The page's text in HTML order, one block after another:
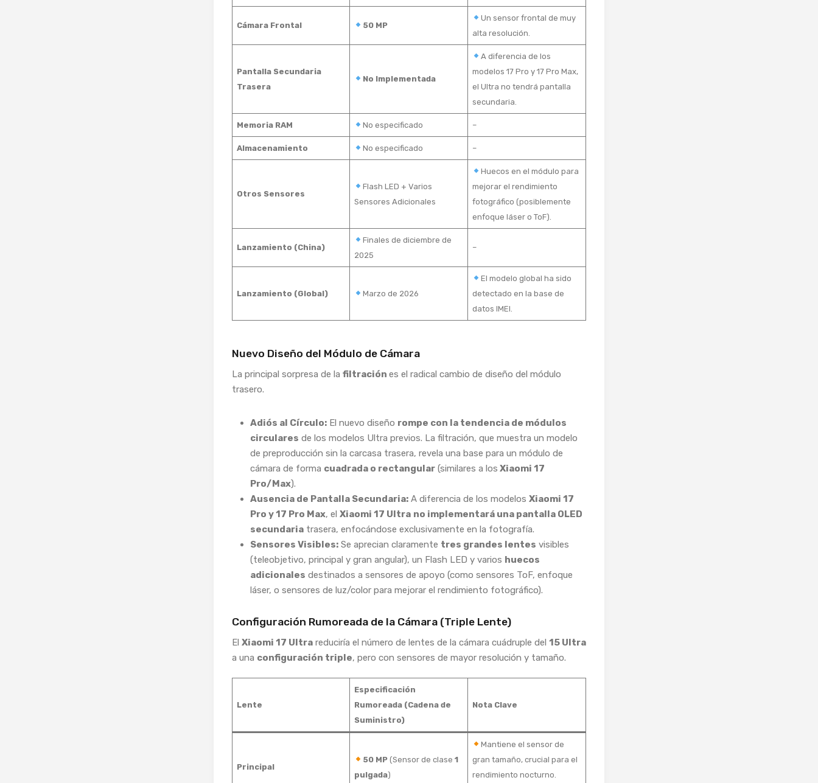
Cámara Frontal 50 MP
Un sensor frontal de muy
alta resolución.
Pantalla Secundaria
Trasera
No Implementada
A diferencia de los
modelos 17 Pro y 17 Pro Max,
el Ultra no tendrá pantalla
secundaria.
Memoria RAM No especificado –
Almacenamiento No especificado –
Otros Sensores
Flash LED + Varios
Sensores Adicionales
Huecos en el módulo para
mejorar el rendimiento
fotográfico (posiblemente
enfoque láser o ToF).
Lanzamiento (China)
Finales de diciembre de
2025
–
Lanzamiento (Global) Marzo de 2026
El modelo global ha sido
detectado en la base de
datos IMEI.
Nuevo Diseño del Módulo de Cámara
La principal sorpresa de la filtración es el radical cambio de diseño del módulo
trasero.
Adiós al Círculo: El nuevo diseño rompe con la tendencia de módulos
circulares de los modelos Ultra previos. La filtración, que muestra un modelo
de preproducción sin la carcasa trasera, revela una base para un módulo de
cámara de forma cuadrada o rectangular (similares a los Xiaomi 17
Pro/Max).
Ausencia de Pantalla Secundaria: A diferencia de los modelos Xiaomi 17
Pro y 17 Pro Max, el Xiaomi 17 Ultra no implementará una pantalla OLED
secundaria trasera, enfocándose exclusivamente en la fotografía.
Sensores Visibles: Se aprecian claramente tres grandes lentes visibles
(teleobjetivo, principal y gran angular), un Flash LED y varios huecos
adicionales destinados a sensores de apoyo (como sensores ToF, enfoque
láser, o sensores de luz/color para mejorar el rendimiento fotográfico).
Configuración Rumoreada de la Cámara (Triple Lente)
El Xiaomi 17 Ultra reduciría el número de lentes de la cámara cuádruple del 15 Ultra
a una configuración triple, pero con sensores de mayor resolución y tamaño.
Lente
Especificación
Rumoreada (Cadena de
Suministro)
Nota Clave
Principal
50 MP (Sensor de clase1
pulgada)
Mantiene el sensor de
gran tamaño, crucial para el
rendimiento nocturno.